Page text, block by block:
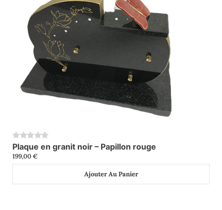
0
Plaque en granit noir – Papillon rouge
199,00€
Ajouter Au Panier